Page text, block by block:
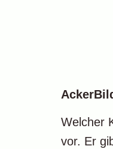
Welcher
vor. Er